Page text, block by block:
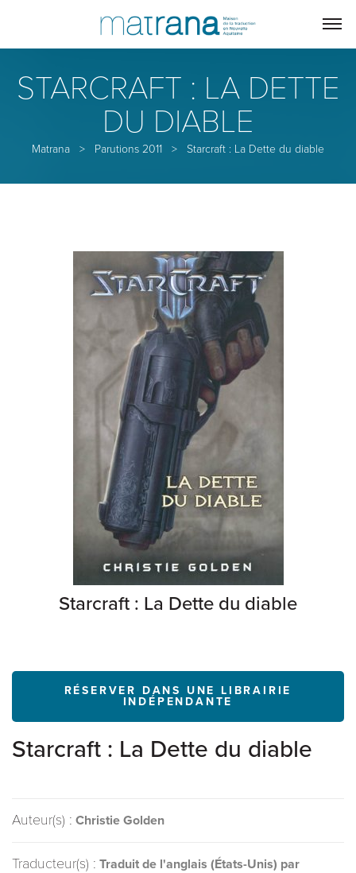
STARCRAFT : LA DETTE
DU DIABLE
Matrana > Parutions 2011 > Starcraft : La Dette du diable
Starcraft : La Dette du diable
RÉSERVER DANS UNE LIBRAIRIE
INDÉPENDANTE
Starcraft : La Dette du diable
Auteur(s) : Christie Golden
Traducteur(s) : Traduit de l'anglais (États-Unis) par